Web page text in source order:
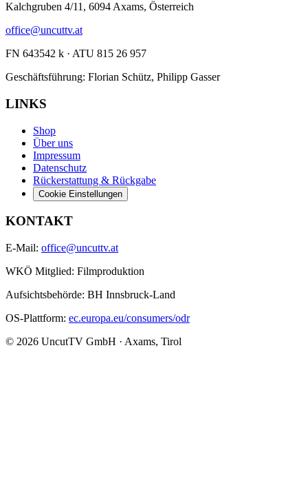
Kalchgruben 4/11, 6094 Axams, Österreich
office@uncuttv.at
FN 643542 k · ATU 815 26 957
Geschäftsführung: Florian Schütz, Philipp Gasser
LINKS
Shop
Über uns
Impressum
Datenschutz
Rückerstattung & Rückgabe
Cookie Einstellungen
KONTAKT
E-Mail: office@uncuttv.at
WKÖ Mitglied: Filmproduktion
Aufsichtsbehörde: BH Innsbruck-Land
OS-Plattform: ec.europa.eu/consumers/odr
© 2026 UncutTV GmbH · Axams, Tirol